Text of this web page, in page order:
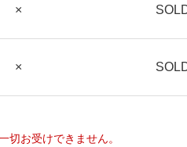
×
×
切お受けできません。